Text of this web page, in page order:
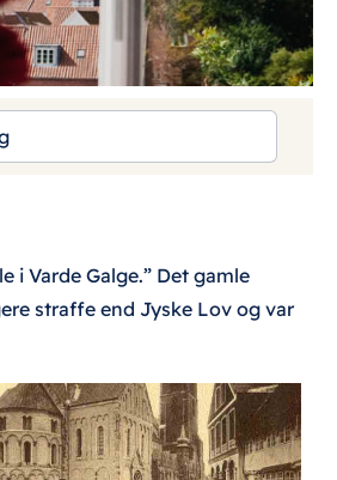
i Varde Galge.” Det gamle
straffe end Jyske Lov og var